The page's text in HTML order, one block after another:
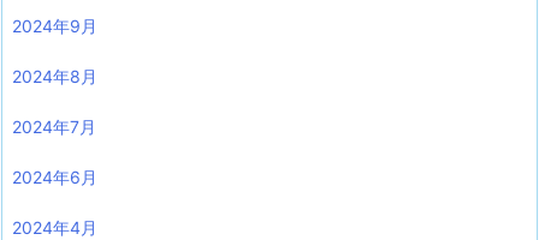
2024年9月
2024年8月
2024年7月
2024年6月
2024年4月